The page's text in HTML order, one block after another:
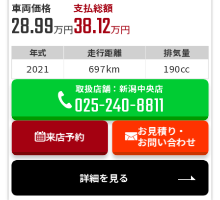
車両価格
28.99万円
支払総額
38.12万円
年式 走行距離 排気量
2021 697km 190cc
取扱店舗：新潟中央店
025-240-8811
来店予約
お見積り・
お問い合わせ
詳細を見る